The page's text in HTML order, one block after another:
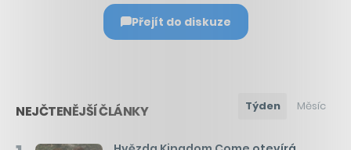
Přejít do diskuze
NEJČTENĚJŠÍ ČLÁNKY Týden Měsíc